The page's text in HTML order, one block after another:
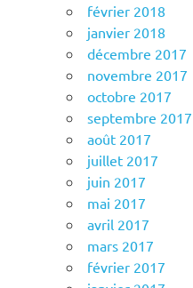
février 2018
janvier 2018
décembre 2017
novembre 2017
octobre 2017
septembre 2017
août 2017
juillet 2017
juin 2017
mai 2017
avril 2017
mars 2017
février 2017